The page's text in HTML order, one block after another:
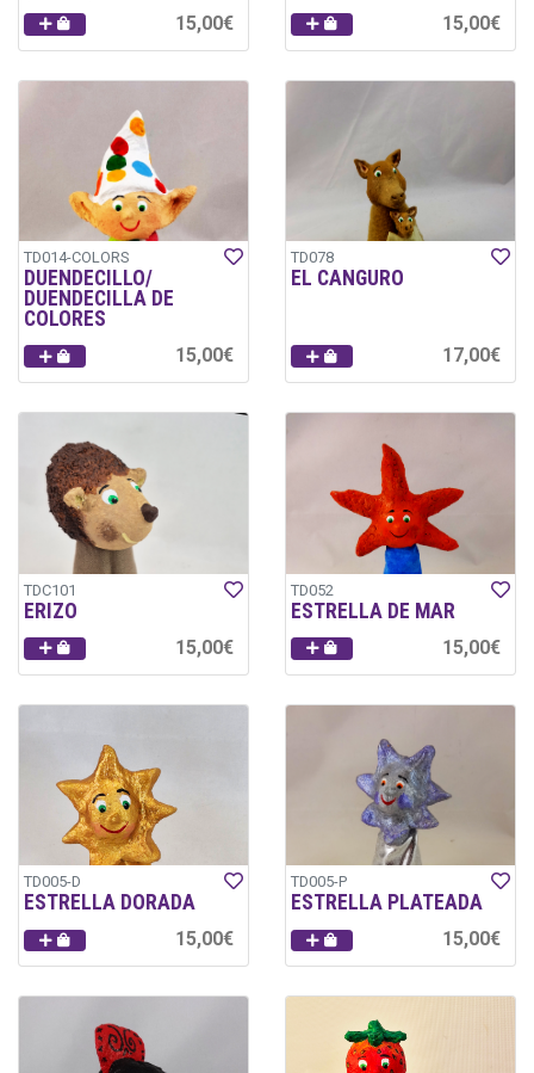
15,00€ 15,00€
TD014-COLORS
DUENDECILLO/
DUENDECILLA DE
COLORES
15,00€
TD078
EL CANGURO
17,00€
TDC101
ERIZO
15,00€
TD052
ESTRELLA DE MAR
15,00€
TD005-D
ESTRELLA DORADA
15,00€
TD005-P
ESTRELLA PLATEADA
15,00€